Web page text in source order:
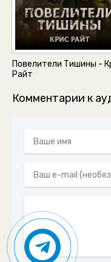
Повелители Тишины -
Райт
Комментарии к